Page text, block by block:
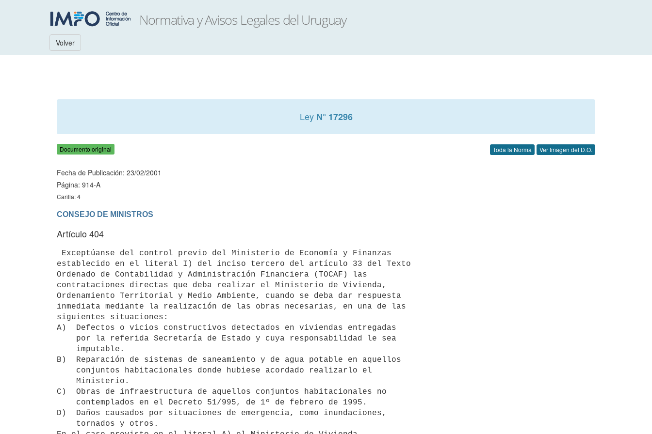
Volver
Ley N° 17296
Documento original Toda la Norma Ver Imagen del D.O.
Fecha de Publicación: 23/02/2001
Página: 914-A
Carilla: 4
CONSEJO DE MINISTROS
Artículo 404
establecido en el literal I) del inciso tercero del artículo 33 del Texto
Ordenado de Contabilidad y Administración Financiera (TOCAF) las
contrataciones directas que deba realizar el Ministerio de Vivienda,
Ordenamiento Territorial y Medio Ambiente, cuando se deba dar respuesta
inmediata mediante la realización de las obras necesarias, en una de las
siguientes situaciones:
A)  Defectos o vicios constructivos detectados en viviendas entregadas
B)  Reparación de sistemas de saneamiento y de agua potable en aquellos
C)  Obras de infraestructura de aquellos conjuntos habitacionales no
D)  Daños causados por situaciones de emergencia, como inundaciones,